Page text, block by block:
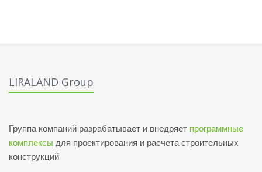
LIRALAND Group
Группа компаний разрабатывает и внедряет программные
комплексы для проектирования и расчета строительных
конструкций